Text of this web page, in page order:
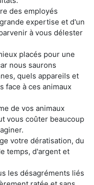
des employés
expertise et d'un
à vous délester
placés pour une
nous saurons
quels appareils et
face à ces animaux
de vos animaux
vous coûter beaucoup
votre dératisation, du
temps, d'argent et
les désagréments liés